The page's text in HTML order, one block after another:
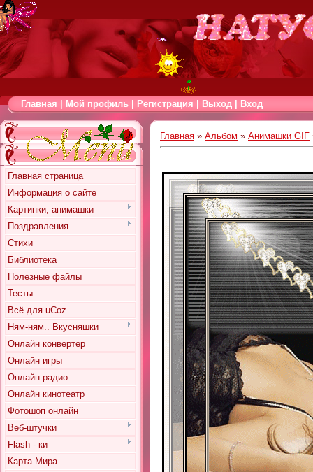
Главная Мой профиль Регистрация Выход Вход
Главная страница
Информация о сайте
Картинки, анимашки
Поздравления
Стихи
Библиотека
Полезные файлы
Тесты
Всё для uCoz
Ням-ням.. Вкусняшки
Онлайн конвертер
Онлайн игры
Онлайн радио
Онлайн кинотеатр
Фотошоп онлайн
Веб-штучки
Flash - ки
Карта Мира
Главная » Альбом » Анимашки GIF